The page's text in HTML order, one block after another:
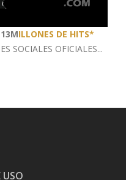
13MILLONES DE HITS*
SOCIALES OFICIALES...
USO